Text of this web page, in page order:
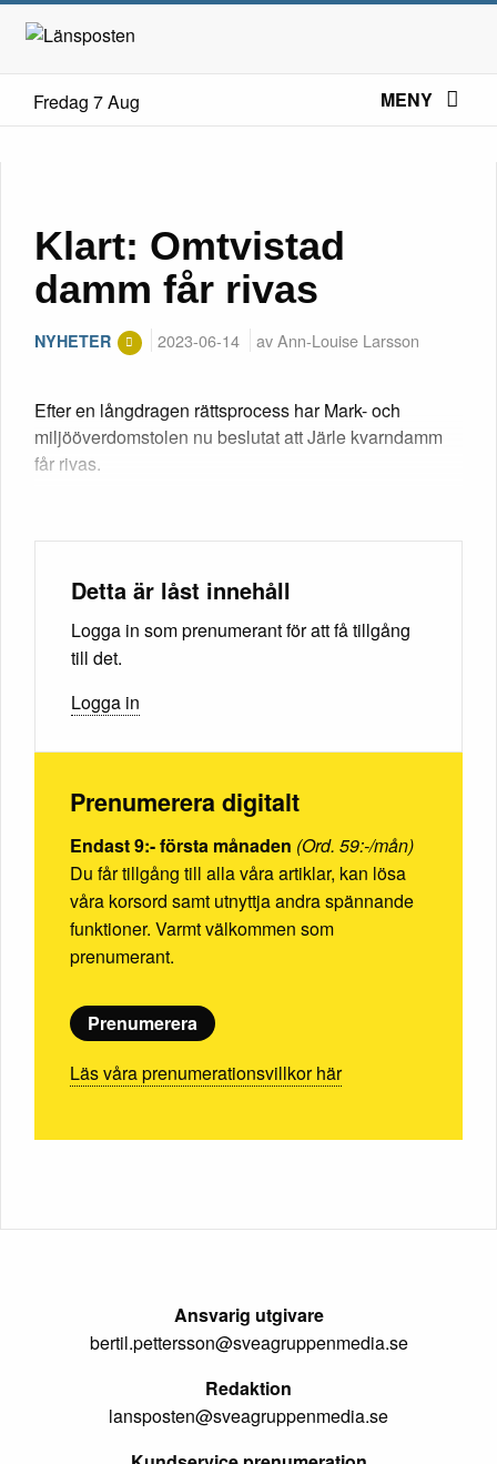
Fredag 7 Aug MENY
Klart: Omtvistad
damm får rivas
NYHETER 2023-06-14 av Ann-Louise Larsson
Efter en långdragen rättsprocess har Mark- och
miljööverdomstolen nu beslutat att Järle kvarndamm
får rivas.
Detta är låst innehåll
Logga in som prenumerant för att få tillgång
till det.
Logga in
Prenumerera digitalt
Endast 9:- första månaden (Ord. 59:-/mån)
Du får tillgång till alla våra artiklar, kan lösa
våra korsord samt utnyttja andra spännande
funktioner. Varmt välkommen som
prenumerant.
Prenumerera
Läs våra prenumerationsvillkor här
Ansvarig utgivare
bertil.pettersson@sveagruppenmedia.se
Redaktion
lansposten@sveagruppenmedia.se